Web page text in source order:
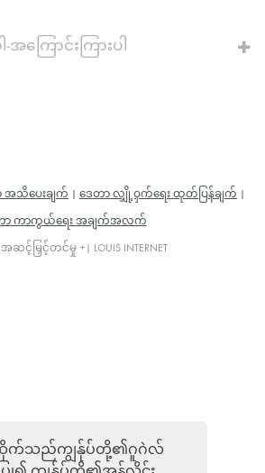
က်သည်ကျွန်ုပ်တို့၏ဂူဂဲလ်
ကြောင်းကြားပါ
အသိပေးချက် ဒေတာ လျှို့ဝှက်ရေး ထုတ်ပြန်ချက်
ာ ကာကွယ်ရေး အချက်အလက်
ဆင့်မြှင့်တင်မှု +| LOUIS INTERNET